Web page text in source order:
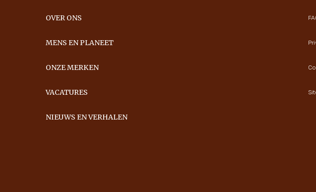
OVER ONS
MENS EN PLANEET
ONZE MERKEN
VACATURES
NIEUWS EN VERHALEN